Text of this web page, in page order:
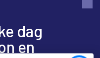
dag
en